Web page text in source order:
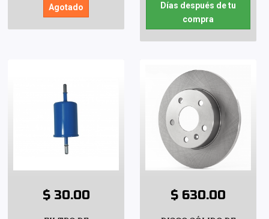
Agotado
Días después de tu
compra
$ 30.00 $ 630.00